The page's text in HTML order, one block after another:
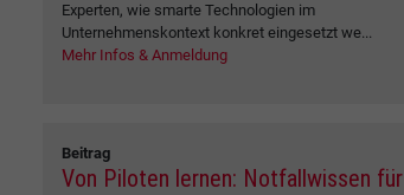
Experten, wie smarte Technologien im
Unternehmenskontext konkret eingesetzt we...
Mehr Infos & Anmeldung
Beitrag
Von Piloten lernen: Notfallwissen für